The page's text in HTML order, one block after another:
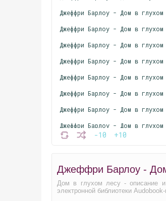
-10 +10
Джеффри Барлоу - Дом в глухом
Джеффри Барлоу - Дом в глухом
Джеффри Барлоу - Дом в глухом
Джеффри Барлоу - Дом в глухом
Джеффри Барлоу - Дом в глухом
Джеффри Барлоу - Дом в глухом
Джеффри Барлоу - Дом в глухом
Джеффри Барлоу - Дом в глухом
Джеффри Барлоу - Дом в глухом
Джеффри Барлоу - Дом в глухом
Джеффри Барлоу - Дом в глухом
Джеффри Барлоу - Дом
Дом в глухом лесу - описание и
электронной библиотеки